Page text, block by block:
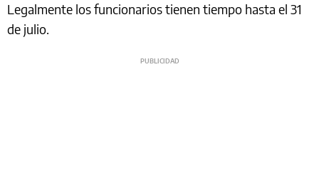
Legalmente los funcionarios tienen tiempo hasta el 31
de julio.